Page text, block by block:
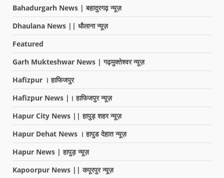
Bahadurgarh News | बहादुरगढ़ न्यूज़
Dhaulana News || धौलाना न्यूज़
Featured
Garh Mukteshwar News | गढ़मुक्तेश्वर न्यूज़
Hafizpur । हाफिजपुर
Hafizpur News |। हाफिजपुर न्यूज़
Hapur City News || हापुड़ शहर न्यूज़
Hapur Dehat News । हापुड देहात न्यूज़
Hapur News | हापुड़ न्यूज़
Kapoorpur News || कपूरपुर न्यूज़